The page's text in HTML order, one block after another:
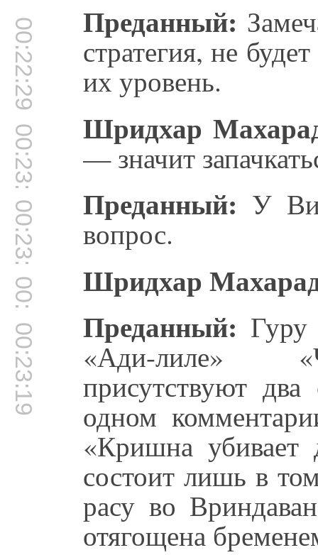
00:22:29 Преданный:
стратегия, не
их уровень.
00:23:01 Шридхар
— значит
00:23:11 Преданный: У
вопрос.
00:23:14 Шридхар
00:23:19 Преданный:
«Ади-лиле»
присутствуют
одном
«Кришна убивает
состоит лишь в
расу во
отягощена